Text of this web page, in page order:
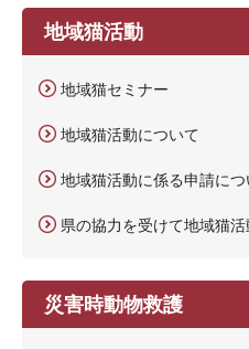
地域猫活動
地域猫セミナー
地域猫活動について
地域猫活動に係る申請につ
県の協力を受けて地域猫
災害時動物救護